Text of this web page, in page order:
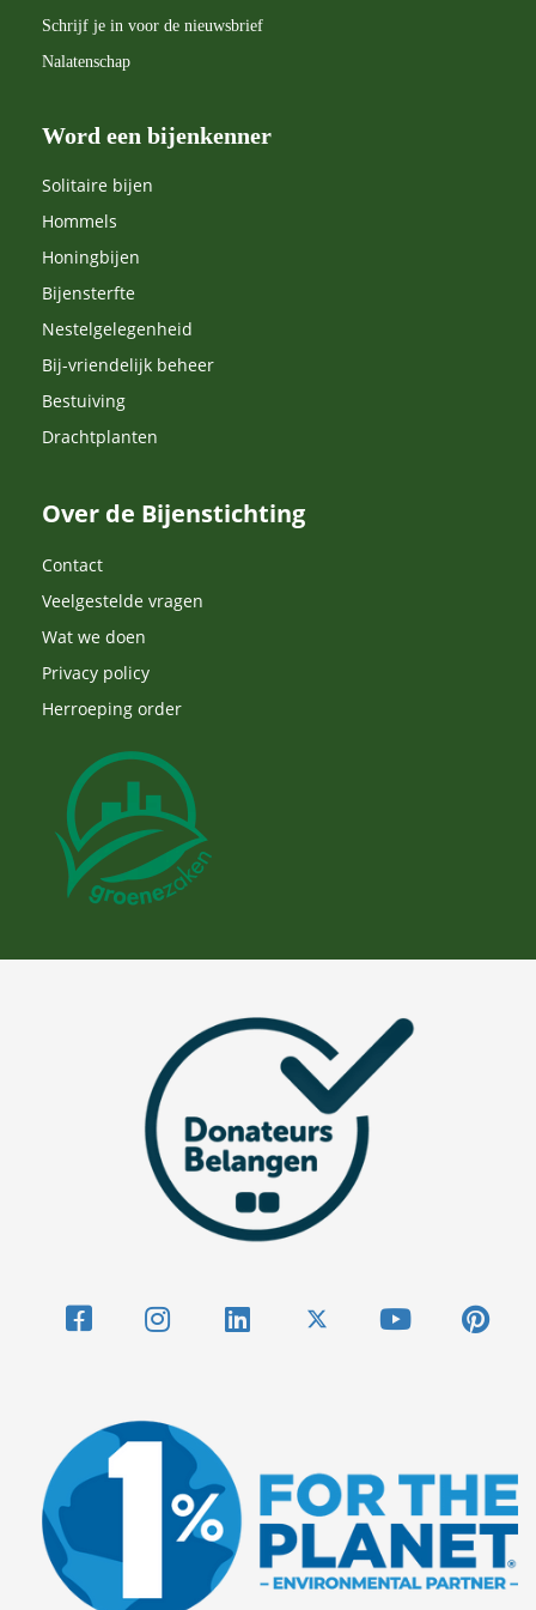
Schrijf je in voor de nieuwsbrief
Nalatenschap
Word een bijenkenner
Solitaire bijen
Hommels
Honingbijen
Bijensterfte
Nestelgelegenheid
Bij-vriendelijk beheer
Bestuiving
Drachtplanten
Over de Bijenstichting
Contact
Veelgestelde vragen
Wat we doen
Privacy policy
Herroeping order